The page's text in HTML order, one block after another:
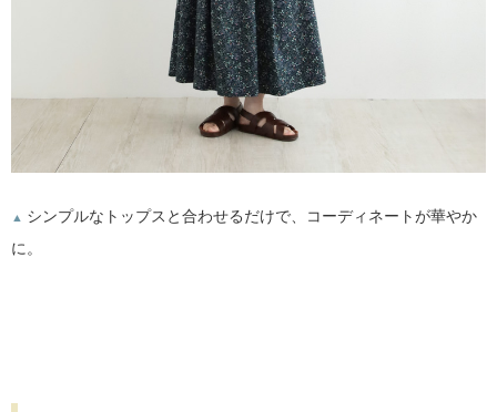
▲ シンプルなトップスと合わせるだけで、コーディネートが華やか
に。